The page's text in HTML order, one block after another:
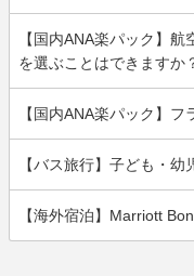
【国内ANA楽パック】
を選ぶことはできますか
【国内ANA楽パック】
【バス旅行】子ども・
【海外宿泊】Marriott